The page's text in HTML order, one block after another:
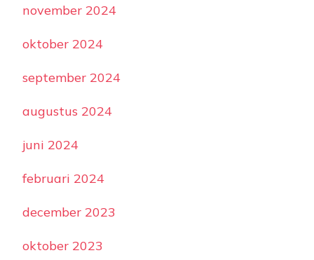
november 2024
oktober 2024
september 2024
augustus 2024
juni 2024
februari 2024
december 2023
oktober 2023